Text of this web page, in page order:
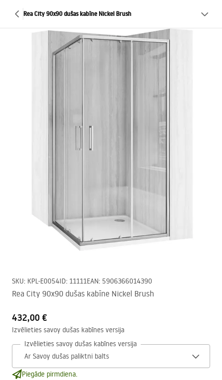
Rea City 90x90 dušas kabīne Nickel Brush
SKU: KPL-E0054ID: 11111EAN: 5906366014390
Rea City 90x90 dušas kabīne Nickel Brush
432,00 €
Izvēlieties savoy dušas kabīnes versija
Izvēlieties savoy dušas kabīnes versija
Piegāde pirmdiena.